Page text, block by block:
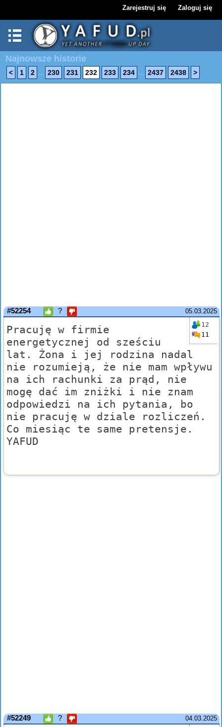
Zarejestruj się Zaloguj się
Najnowsze historie
< 1 2 ... 230 231 232 233 234 ... 2437 2438 >
05.03.2025
#52254 ?
12
11
Pracuję w firmie
energetycznej od sześciu
lat. Żona i jej rodzina nadal
nie rozumieją, że nie mam wpływu
na ich rachunki za prąd, nie
mogę dać im zniżki i nie znam
odpowiedzi na ich pytania, bo
nie pracuję w dziale rozliczeń.
Co miesiąc te same pretensje.
YAFUD
04.03.2025
#52249 ?